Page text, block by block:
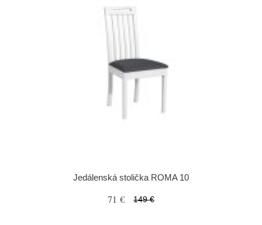
Jedálenská stolička ROMA 10
71 € 149 €